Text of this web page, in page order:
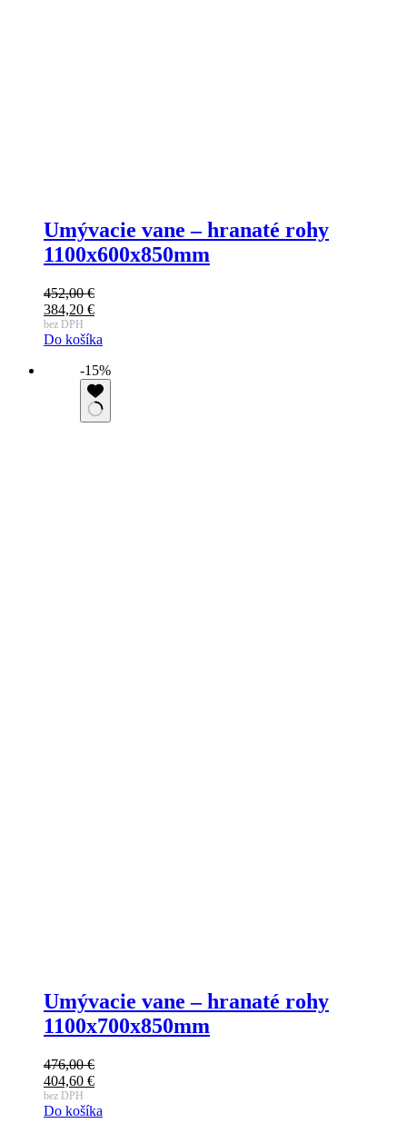
Umývacie vane – hranaté rohy
1100x600x850mm
452,00€
384,20 €
bez DPH
Do košíka
-15%
Umývacie vane – hranaté rohy
1100x700x850mm
476,00€
404,60 €
bez DPH
Do košíka